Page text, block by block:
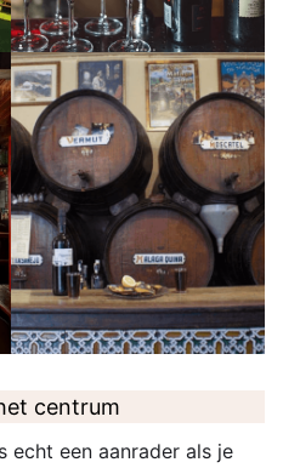
centrum
echt een aanrader als je